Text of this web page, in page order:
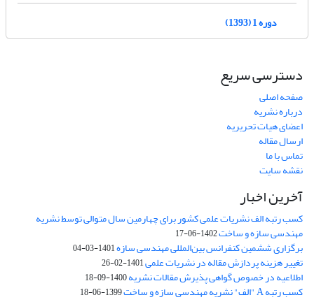
دوره 1 (1393)
دسترسی سریع
صفحه اصلی
درباره نشریه
اعضای هیات تحریریه
ارسال مقاله
تماس با ما
نقشه سایت
آخرین اخبار
کسب رتبه الف نشریات علمی کشور برای چهارمین سال متوالی توسط نشریه
مهندسی سازه و ساخت1402-06-17
برگزاری ششمین کنفرانس بین‌المللی مهندسی سازه1401-03-04
تغییر هزینه پردازش مقاله در نشریات علمی1401-02-26
اطلاعیه در خصوص گواهی پذیرش مقالات نشریه1400-09-18
کسب رتبه A "الف" نشریه مهندسی سازه و ساخت 1399-06-18